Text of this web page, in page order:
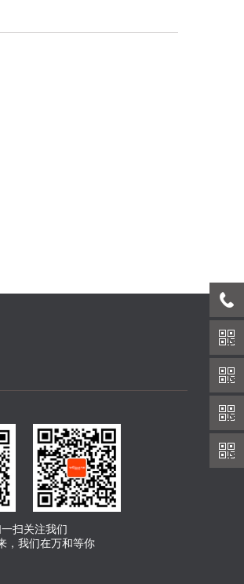
扫关注我们
，我们在万和等你